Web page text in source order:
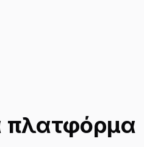
πλατφόρμα